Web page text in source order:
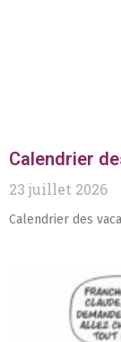
Calendrier
23 juillet 2026
Calendrier des